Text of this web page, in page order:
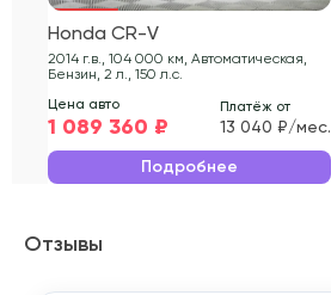
Honda CR-V
2014 г.в., 104 000 км, Автоматическая,
Бензин, 2 л., 150 л.с.
Цена авто
1 089 360 ₽
Платёж от
13 040 ₽/мес.
Подробнее
Отзывы